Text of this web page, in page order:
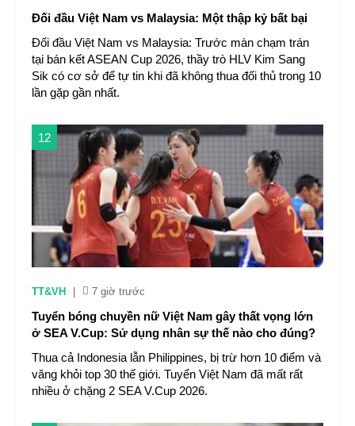
Đối đầu Việt Nam vs Malaysia: Một thập kỷ bất bại
Đối đầu Việt Nam vs Malaysia: Trước màn chạm trán
tại bán kết ASEAN Cup 2026, thầy trò HLV Kim Sang
Sik có cơ sở để tự tin khi đã không thua đối thủ trong 10
lần gặp gần nhất.
12
TT&VH 7 giờ trước
Tuyển bóng chuyền nữ Việt Nam gây thất vọng lớn
ở SEA V.Cup: Sử dụng nhân sự thế nào cho đúng?
Thua cả Indonesia lẫn Philippines, bị trừ hơn 10 điểm và
văng khỏi top 30 thế giới. Tuyển Việt Nam đã mất rất
nhiều ở chặng 2 SEA V.Cup 2026.